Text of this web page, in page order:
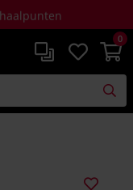
0
vanaf €150